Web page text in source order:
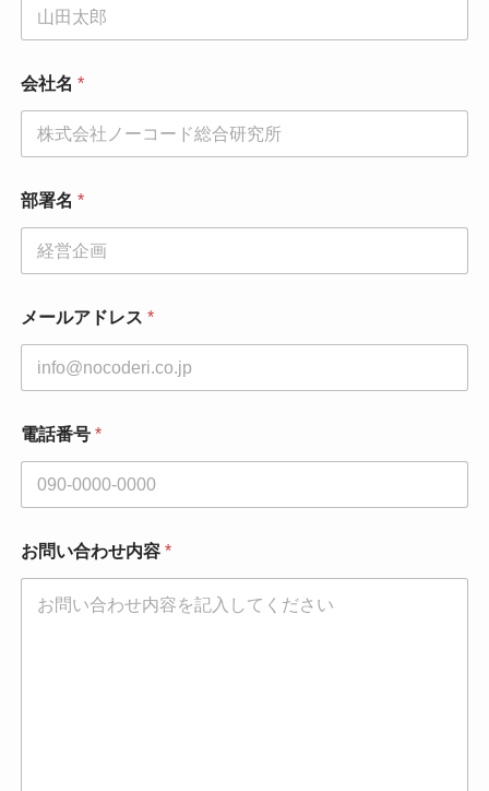
会社名 *
お
問
せ
内
容
部署名 *
メールアドレス *
電話番号 *
お問い合わせ内容 *